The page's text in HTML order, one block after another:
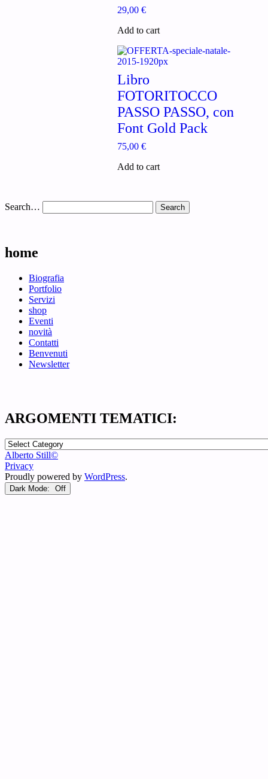
29,00€
Add to cart
Libro
FOTORITOCCO
PASSO PASSO, con
Font Gold Pack
75,00€
Add to cart
Search…
home
Biografia
Portfolio
Servizi
shop
Eventi
novità
Contatti
Benvenuti
Newsletter
ARGOMENTI TEMATICI:
ARGOMENTI
TEMATICI:
Alberto Still©
Privacy
Proudly powered by WordPress.
Dark Mode: